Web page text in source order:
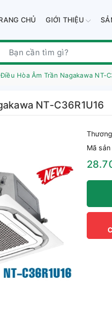
CHỦ GIỚI THIỆU
Điều Hòa Âm Trần Nagakawa NT-
NT-C36R1U16
Mã